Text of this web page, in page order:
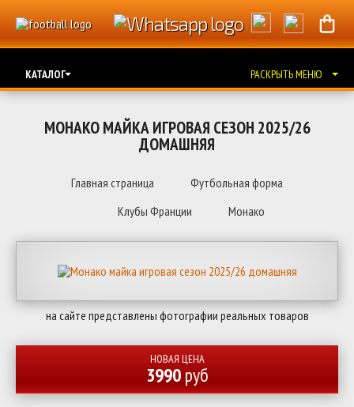
КАТАЛОГ РАСКРЫТЬ МЕНЮ
МОНАКО МАЙКА ИГРОВАЯ СЕЗОН 2025/26
ДОМАШНЯЯ
Главная страница
Футбольная форма
Клубы Франции
Монако
на сайте представлены фотографии реальных товаров
НОВАЯ ЦЕНА
3990руб